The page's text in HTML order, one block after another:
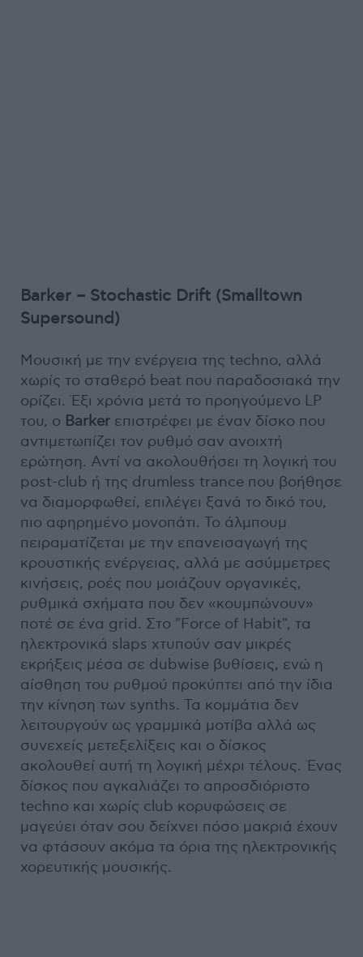
Barker – Stochastic Drift (Smalltown
Supersound)
Mουσική με την ενέργεια της techno, αλλά
χωρίς το σταθερό beat που παραδοσιακά την
ορίζει. Έξι χρόνια μετά το προηγούμενο LP
του, ο Barker επιστρέφει με έναν δίσκο που
αντιμετωπίζει τον ρυθμό σαν ανοιχτή
ερώτηση. Αντί να ακολουθήσει τη λογική του
post-club ή της drumless trance που βοήθησε
να διαμορφωθεί, επιλέγει ξανά το δικό του,
πιο αφηρημένο μονοπάτι. Το άλμπουμ
πειραματίζεται με την επανεισαγωγή της
κρουστικής ενέργειας, αλλά με ασύμμετρες
κινήσεις, ροές που μοιάζουν οργανικές,
ρυθμικά σχήματα που δεν «κουμπώνουν»
ποτέ σε ένα grid. Στο "Force of Habit", τα
ηλεκτρονικά slaps χτυπούν σαν μικρές
εκρήξεις μέσα σε dubwise βυθίσεις, ενώ η
αίσθηση του ρυθμού προκύπτει από την ίδια
την κίνηση των synths. Τα κομμάτια δεν
λειτουργούν ως γραμμικά μοτίβα αλλά ως
συνεχείς μετεξελίξεις και ο δίσκος
ακολουθεί αυτή τη λογική μέχρι τέλους. Ένας
δίσκος που αγκαλιάζει το απροσδιόριστο
techno και χωρίς club κορυφώσεις σε
μαγεύει όταν σου δείχνει πόσο μακριά έχουν
να φτάσουν ακόμα τα όρια της ηλεκτρονικής
χορευτικής μουσικής.